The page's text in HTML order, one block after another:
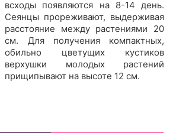
всходы появляются на 8-14 день.
Сеянцы прореживают, выдерживая
расстояние между растениями 20
см. Для получения компактных,
обильно цветущих кустиков
верхушки молодых растений
прищипывают на высоте 12 см.